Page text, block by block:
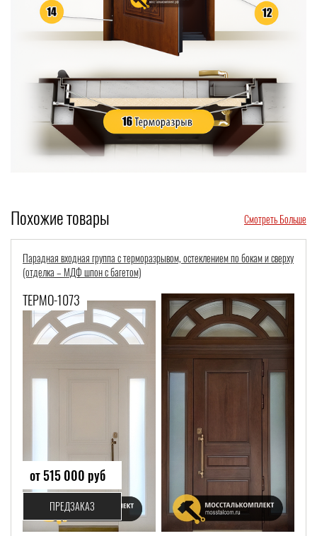
Похожие товары Смотреть Больше
Парадная входная группа с терморазрывом, остеклением по бокам и сверху
(отделка – МДФ шпон с багетом)
ТЕРМО-1073
от 515 000 руб
ПРЕДЗАКАЗ